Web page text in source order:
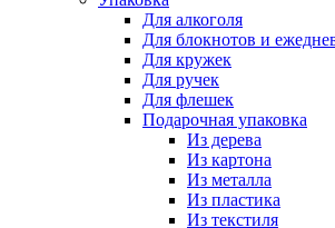
Для алкоголя
Для блокнотов и
Для кружек
Для ручек
Для флешек
Подарочная упаковка
Из дерева
Из картона
Из металла
Из пластика
Из текстиля